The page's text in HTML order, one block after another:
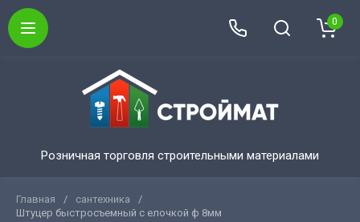
Розничная торговля строительными материалами
0
Главная / сантехника
/
Штуцер быстросъемный с елочкой ф 8мм